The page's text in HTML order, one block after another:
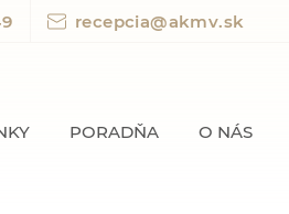
recepcia@akmv.sk
PORADŇA O NÁS